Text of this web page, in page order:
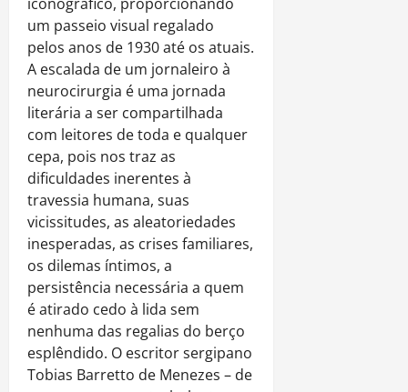
um passeio visual regalado
pelos anos de 1930 até os atuais.
A escalada de um jornaleiro à
neurocirurgia é uma jornada
literária a ser compartilhada
com leitores de toda e qualquer
cepa, pois nos traz as
dificuldades inerentes à
travessia humana, suas
vicissitudes, as aleatoriedades
inesperadas, as crises familiares,
os dilemas íntimos, a
persistência necessária a quem
é atirado cedo à lida sem
nenhuma das regalias do berço
esplêndido. O escritor sergipano
Tobias Barretto de Menezes – de